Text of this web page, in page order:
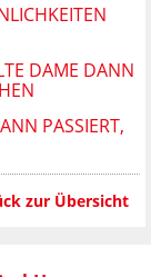
DAME DANN
PASSIERT,
zur Übersicht